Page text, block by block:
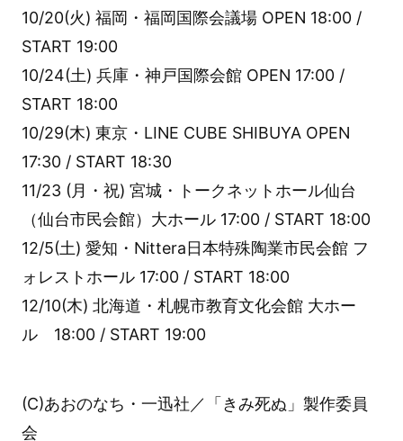
10/20(火) 福岡・福岡国際会議場 OPEN 18:00 /
START 19:00
10/24(土) 兵庫・神戸国際会館 OPEN 17:00 /
START 18:00
10/29(木) 東京・LINE CUBE SHIBUYA OPEN
17:30 / START 18:30
11/23 (月・祝) 宮城・トークネットホール仙台
（仙台市民会館）大ホール 17:00 / START 18:00
12/5(土) 愛知・Nittera日本特殊陶業市民会館 フ
ォレストホール 17:00 / START 18:00
12/10(木) 北海道・札幌市教育文化会館 大ホー
ル 18:00 / START 19:00
(C)あおのなち・一迅社／「きみ死ぬ」製作委員
会